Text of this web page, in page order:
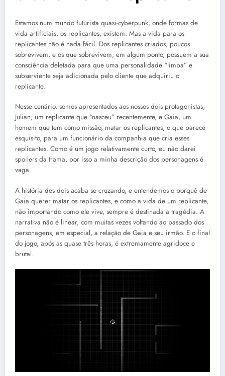
Estamos num mundo futurista quasi-cyberpunk, onde formas de
vida artificiais, os replicantes, existem. Mas a vida para os
replicantes não é nada fácil. Dos replicantes criados, poucos
sobrevivem, e os que sobrevivem, em algum ponto, possuem a sua
consciência deletada para que uma personalidade “limpa” e
subserviente seja adicionada pelo cliente que adquiriu o
replicante.
Nesse cenário, somos apresentados aos nossos dois protagonistas,
Julian, um replicante que “nasceu” recentemente, e Gaia, um
homem que tem como missão, matar os replicantes, o que parece
esquisito, para um funcionário da companhia que cria esses
replicantes. Como é um jogo relativamente curto, eu não darei
spoilers da trama, por isso a minha descrição dos personagens é
vaga.
A história dos dois acaba se cruzando, e entendemos o porquê de
Gaia querer matar os replicantes, e como a vida de um replicante,
não importando como ele vive, sempre é destinada a tragédia. A
narrativa não é linear, com muitas vezes voltando ao passado dos
personagens, em especial, a relação de Gaia e seu irmão. E o final
do jogo, após as quase três horas, é extremamente agridoce e
brutal.